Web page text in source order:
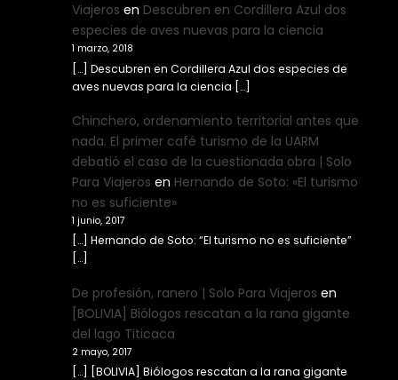
Viajeros en Descubren en Cordillera Azul dos
especies de aves nuevas para la ciencia
1 marzo, 2018
[…] Descubren en Cordillera Azul dos especies de
aves nuevas para la ciencia […]
Chinchero, ordenamiento territorial antes que
nada. El primer café turismo de la UARM
debatió el caso de la cuestionada obra | Solo
Para Viajeros en Hernando de Soto: «El turismo
no es suficiente»
1 junio, 2017
[…] Hernando de Soto: “El turismo no es suficiente”
[…]
De profesión, ranero | Solo Para Viajeros en
[BOLIVIA] Biólogos rescatan a la rana gigante
del lago Titicaca
2 mayo, 2017
[…] [BOLIVIA] Biólogos rescatan a la rana gigante